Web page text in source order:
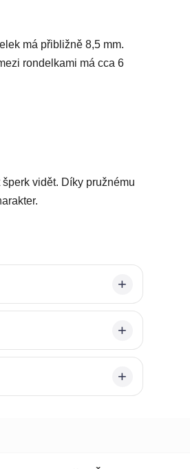
má přibližně 8,5 mm.
rondelkami má cca 6
vidět. Díky pružnému